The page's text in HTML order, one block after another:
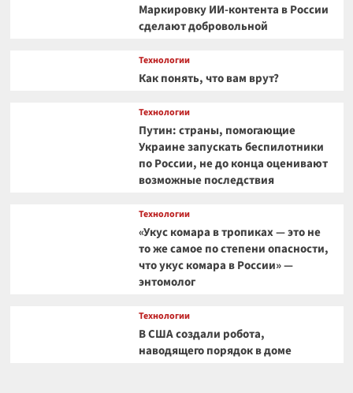
Маркировку ИИ-контента в России
сделают добровольной
Технологии
Как понять, что вам врут?
Технологии
Путин: страны, помогающие
Украине запускать беспилотники
по России, не до конца оценивают
возможные последствия
Технологии
«Укус комара в тропиках — это не
то же самое по степени опасности,
что укус комара в России» —
энтомолог
Технологии
В США создали робота,
наводящего порядок в доме